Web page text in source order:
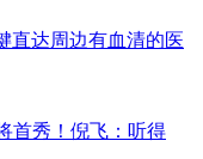
直达周边有血清的医